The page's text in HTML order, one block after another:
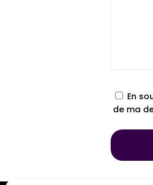
En
de ma